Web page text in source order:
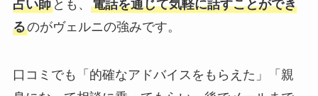
占い師とも、 電話を通じて気軽に話すことができ
るのがヴェルニの強みです。
口コミでも「的確なアドバイスをもらえた」「親